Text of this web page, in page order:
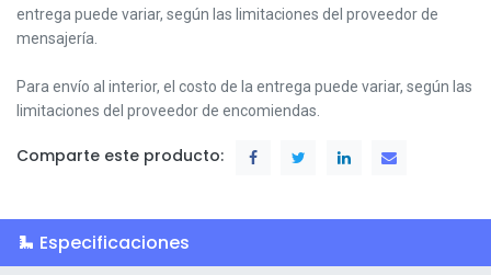
entrega puede variar, según las limitaciones del proveedor de
mensajería.
Para envío al interior, el costo de la entrega puede variar, según las
limitaciones del proveedor de encomiendas.
Comparte este producto:
Especificaciones